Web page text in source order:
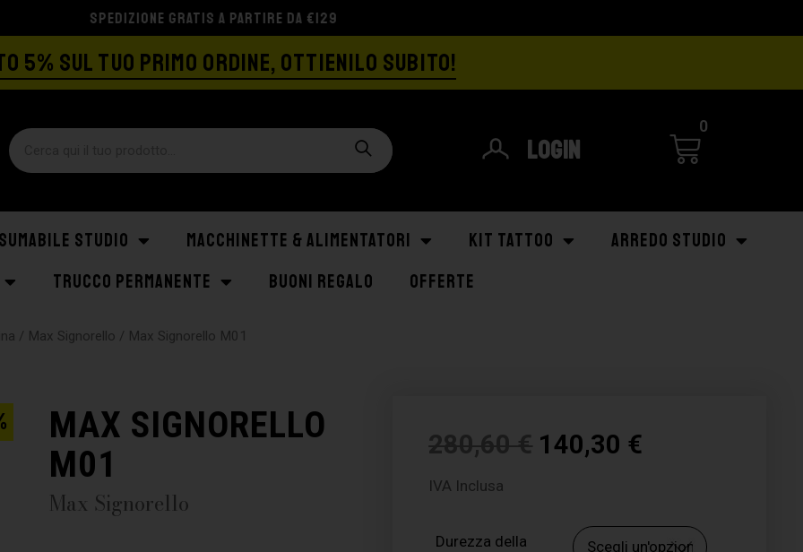
SPEDIZIONE GRATIS A PARTIRE DA €129
5% SUL TUO PRIMO ORDINE, OTTIENILO SUBITO!
Login
0
STUDIO MACCHINETTE & ALIMENTATORI KIT TATTOO
ARREDO STUDIO
TRUCCO PERMANENTE
BUONI REGALO OFFERTE
/ Max Signorello / Max Signorello M01
MAX SIGNORELLO
M01
Max Signorello
280,60€ 140,30 €
IVA Inclusa
Durezza della